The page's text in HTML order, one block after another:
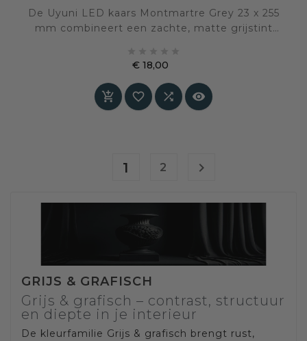
De Uyuni LED kaars Montmartre Grey 23 x 255
mm combineert een zachte, matte grijstint
licht en verfijning samenkomen
€ 18,00
   
1 2 
GRIJS & GRAFISCH
Grijs & grafisch – contrast, structuur
en diepte in je interieur
De kleurfamilie Grijs & grafisch brengt rust,